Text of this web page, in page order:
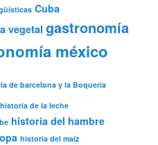
Cuba
vegetal gastronomía
méxico
de barcelona y la Boqueria
historia de la leche
historia del hambre
historia del maíz